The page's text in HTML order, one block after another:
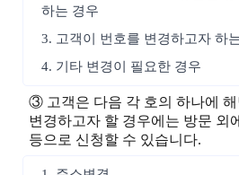
하는 경우
3. 고객이 번호를 변경하고자 하
4. 기타 변경이 필요한 경우
③ 고객은 다음 각 호의 하나에
변경하고자 할 경우에는 방문 외
등으로 신청할 수 있습니다.